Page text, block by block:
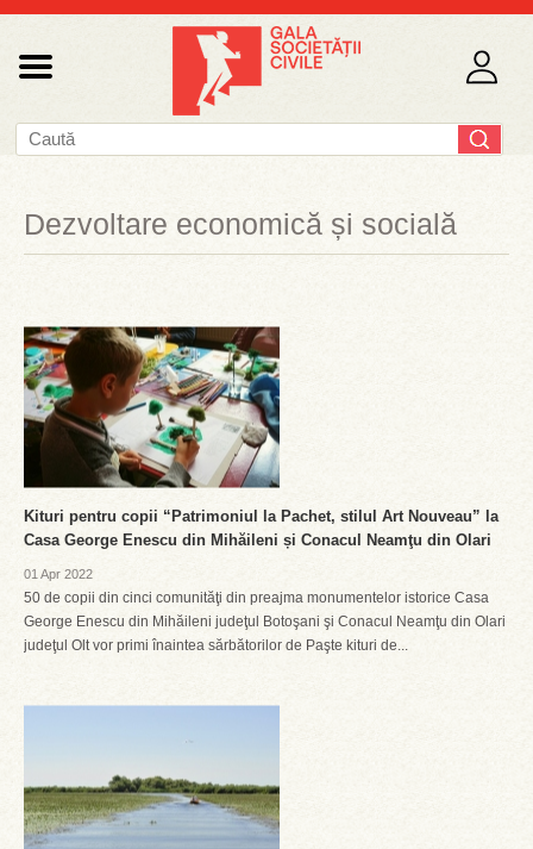
Dezvoltare economică și socială
Kituri pentru copii “Patrimoniul la Pachet, stilul Art Nouveau” la
Casa George Enescu din Mihăileni și Conacul Neamţu din Olari
01 Apr 2022
50 de copii din cinci comunităţi din preajma monumentelor istorice Casa
George Enescu din Mihăileni judeţul Botoşani şi Conacul Neamţu din Olari
judeţul Olt vor primi înaintea sărbătorilor de Paşte kituri de...